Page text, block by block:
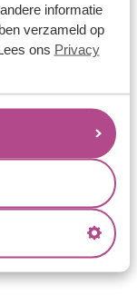
informatie
verzameld op
ons Privacy